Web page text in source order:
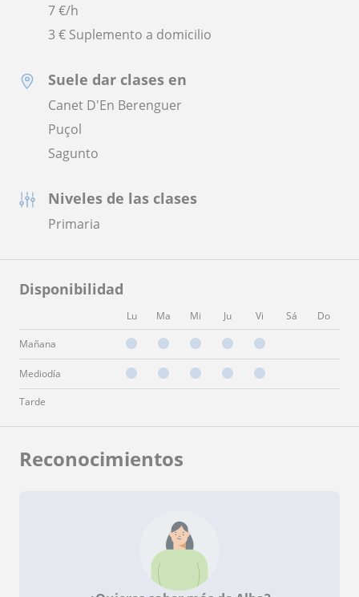
7€/h
3 € Suplemento a domicilio
Suele dar clases en
Canet D'En Berenguer
Puçol
Sagunto
Niveles de las clases
Primaria
Disponibilidad
Lu Ma Mi Ju Vi Sá Do
Mañana
Mediodía
Tarde
Reconocimientos